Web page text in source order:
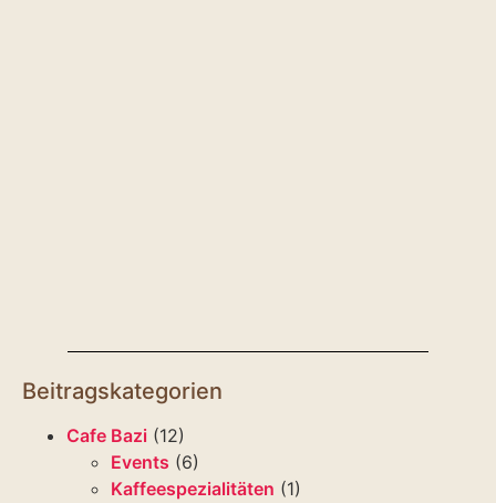
Beitragskategorien
Cafe Bazi (12)
Events (6)
Kaffeespezialitäten (1)